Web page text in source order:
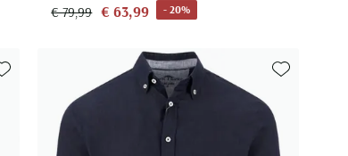
€ 79,99 € 63,99 - 20%
Toevoegen aan favorieten